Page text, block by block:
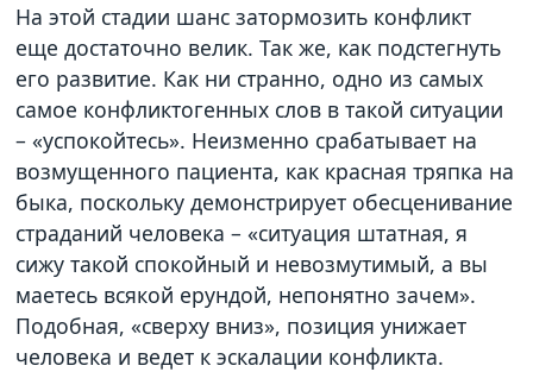
На этой стадии шанс затормозить конфликт
еще достаточно велик. Так же, как подстегнуть
его развитие. Как ни странно, одно из самых
самое конфликтогенных слов в такой ситуации
– «успокойтесь». Неизменно срабатывает на
возмущенного пациента, как красная тряпка на
быка, поскольку демонстрирует обесценивание
страданий человека – «ситуация штатная, я
сижу такой спокойный и невозмутимый, а вы
маетесь всякой ерундой, непонятно зачем».
Подобная, «сверху вниз», позиция унижает
человека и ведет к эскалации конфликта.